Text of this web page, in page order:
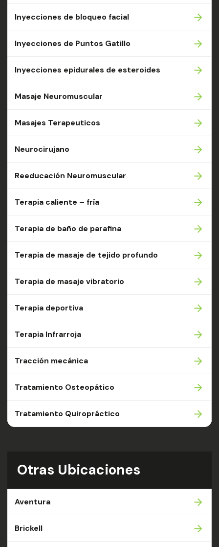
Inyecciones de bloqueo facial
Inyecciones de Puntos Gatillo
Inyecciones epidurales de esteroides
Masaje Neuromuscular
Masajes Terapeuticos
Neurocirujano
Reeducación Neuromuscular
Terapia caliente – fría
Terapia de baño de parafina
Terapia de masaje de tejido profundo
Terapia de masaje vibratorio
Terapia deportiva
Terapia Infrarroja
Tracción mecánica
Tratamiento Osteopático
Tratamiento Quiropráctico
Otras Ubicaciones
Aventura
Brickell